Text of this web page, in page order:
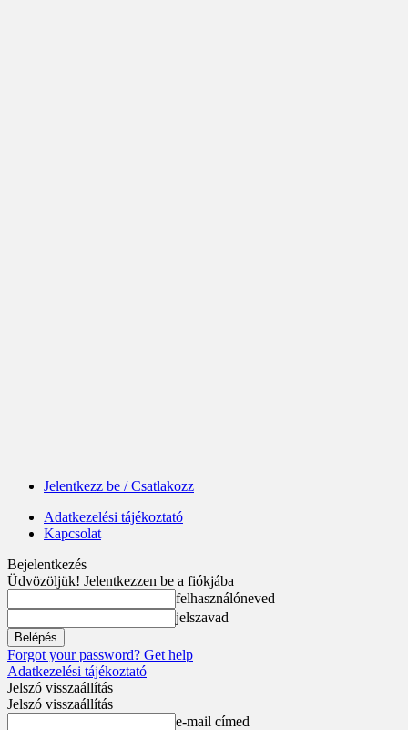
Jelentkezz be / Csatlakozz
Adatkezelési tájékoztató
Kapcsolat
Bejelentkezés
Üdvözöljük! Jelentkezzen be a fiókjába
felhasználóneved
jelszavad
Forgot your password? Get help
Adatkezelési tájékoztató
Jelszó visszaállítás
Jelszó visszaállítás
e-mail címed